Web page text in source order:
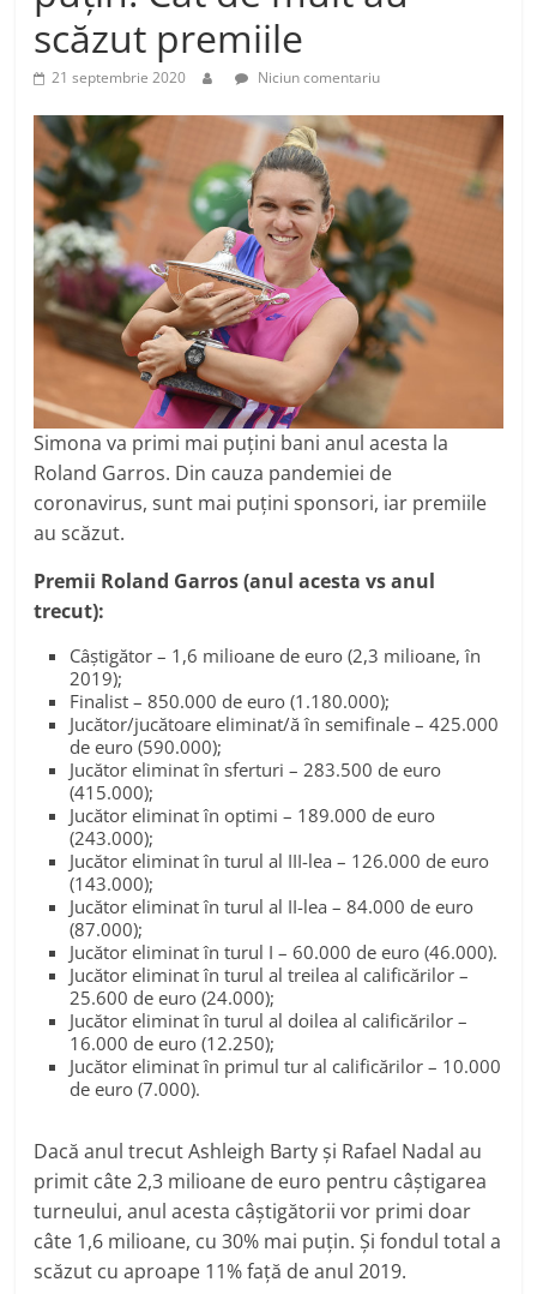
scăzut premiile
21 septembrie 2020 Niciun comentariu
Simona va primi mai puţini bani anul acesta la
Roland Garros. Din cauza pandemiei de
coronavirus, sunt mai puţini sponsori, iar premiile
au scăzut.
Premii Roland Garros (anul acesta vs anul
trecut):
Câştigător – 1,6 milioane de euro (2,3 milioane, în
2019);
Finalist – 850.000 de euro (1.180.000);
Jucător/jucătoare eliminat/ă în semifinale – 425.000
de euro (590.000);
Jucător eliminat în sferturi – 283.500 de euro
(415.000);
Jucător eliminat în optimi – 189.000 de euro
(243.000);
Jucător eliminat în turul al III-lea – 126.000 de euro
(143.000);
Jucător eliminat în turul al II-lea – 84.000 de euro
(87.000);
Jucător eliminat în turul I – 60.000 de euro (46.000).
Jucător eliminat în turul al treilea al calificărilor –
25.600 de euro (24.000);
Jucător eliminat în turul al doilea al calificărilor –
16.000 de euro (12.250);
Jucător eliminat în primul tur al calificărilor – 10.000
de euro (7.000).
Dacă anul trecut Ashleigh Barty şi Rafael Nadal au
primit câte 2,3 milioane de euro pentru câştigarea
turneului, anul acesta câştigătorii vor primi doar
câte 1,6 milioane, cu 30% mai puţin. Şi fondul total a
scăzut cu aproape 11% faţă de anul 2019.